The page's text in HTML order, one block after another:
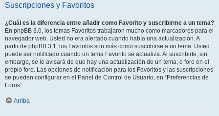
Suscripciones y Favoritos
¿Cuál es la diferencia entre añadir como Favorito y suscribirme a un tema?
En phpBB 3.0, los temas Favoritos trabajaron mucho como marcadores para el
navegador web. Usted no era alertado cuando había una actualización. A
partir de phpBB 3.1, los Favoritos son más como suscribirse a un tema. Usted
puede ser notificado cuando un tema Favorito se actualiza. Al suscribirte, sin
embargo, se le avisará de que hay una actualización de un tema, o foro en el
propio foro. Las opciones de notificación para los Favoritos y las suscripciones
se pueden configurar en el Panel de Control de Usuario, en “Preferencias de
Foros”.
Arriba